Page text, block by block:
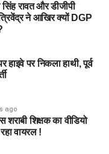
सिंह रावत और डीजीपी
ने आखिर क्यों DGP
हाइवे पर निकला हाथी, पूर्व
ago
शिक्षक का वीडियो
वायरल !